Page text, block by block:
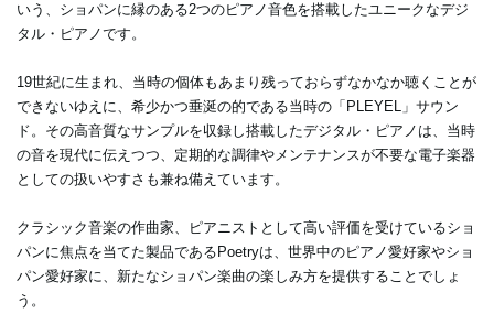
いう、ショパンに縁のある2つのピアノ音色を搭載したユニークなデジ
タル・ピアノです。
19世紀に生まれ、当時の個体もあまり残っておらずなかなか聴くことが
できないゆえに、希少かつ垂涎の的である当時の「PLEYEL」サウン
ド。その高音質なサンプルを収録し搭載したデジタル・ピアノは、当時
の音を現代に伝えつつ、定期的な調律やメンテナンスが不要な電子楽器
としての扱いやすさも兼ね備えています。
クラシック音楽の作曲家、ピアニストとして高い評価を受けているショ
パンに焦点を当てた製品であるPoetryは、世界中のピアノ愛好家やショ
パン愛好家に、新たなショパン楽曲の楽しみ方を提供することでしょ
う。